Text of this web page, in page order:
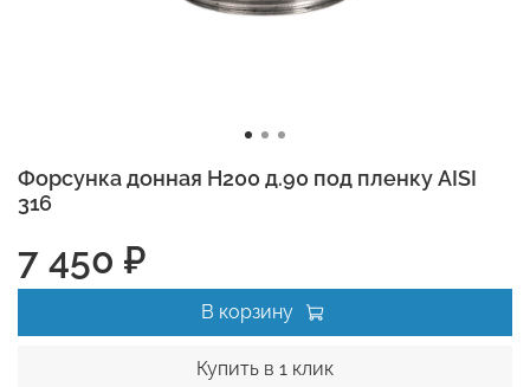
Форсунка донная Н200 д.90 под пленку AISI
316
7 450 ₽
В корзину
Купить в 1 клик